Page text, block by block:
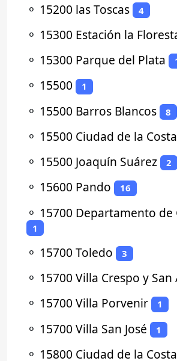
⚬ 15200 las Toscas 4
⚬ 15300 Estación la
⚬ 15300 Parque del Plata
⚬ 15500 1
⚬ 15500 Barros Blancos 8
⚬ 15500 Ciudad de la Costa
⚬ 15500 Joaquín Suárez 2
⚬ 15600 Pando 16
⚬ 15700 Departamento de
1
⚬ 15700 Toledo 3
⚬ 15700 Villa Crespo y San
⚬ 15700 Villa Porvenir 1
⚬ 15700 Villa San José 1
⚬ 15800 Ciudad de la Costa